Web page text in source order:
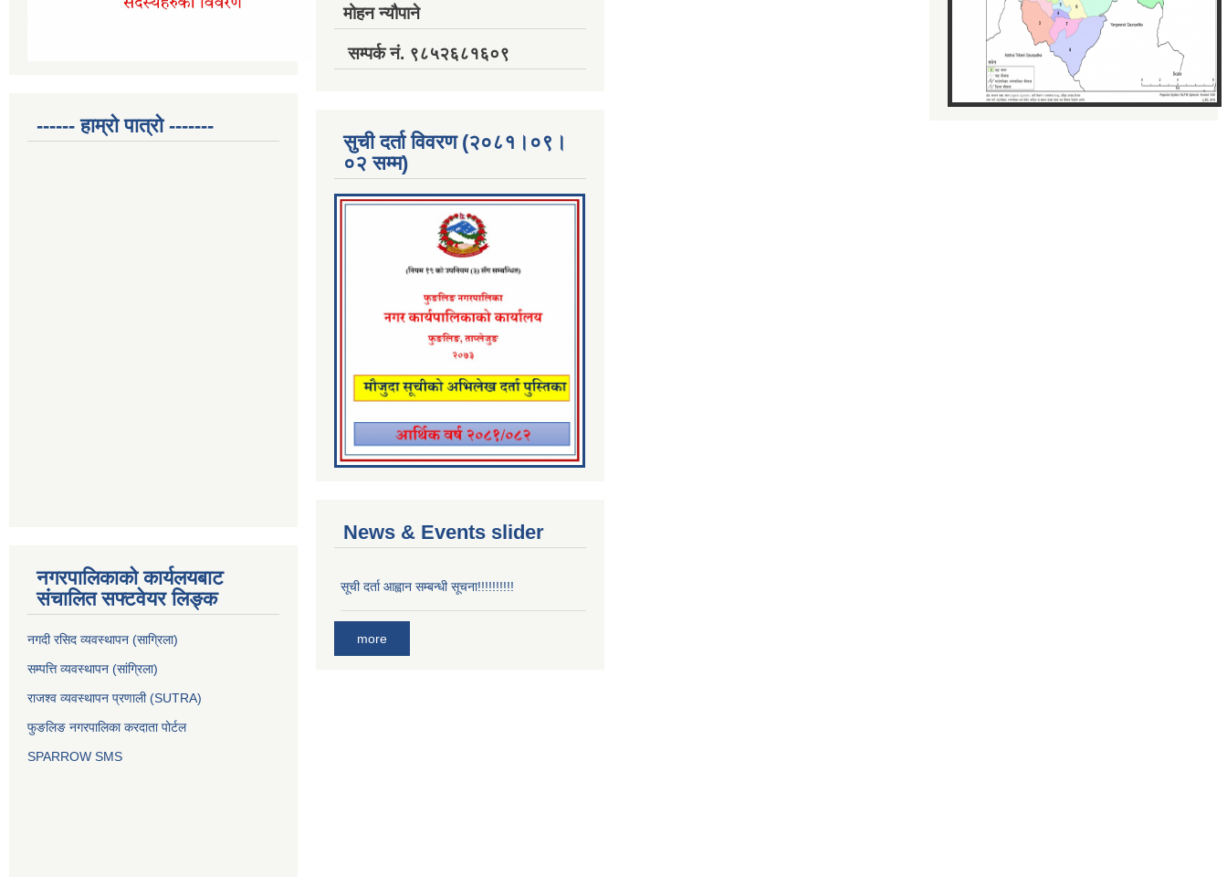
------ हाम्रो पात्रो -------
नगरपालिकाको कार्यलयबाट
संचालित सफ्टवेयर लिङ्क
नगदी रसिद व्यवस्थापन (साग्रिला)
सम्पत्ति व्यवस्थापन (सांग्रिला)
राजश्व व्यवस्थापन प्रणाली (SUTRA)
फुङलिङ नगरपालिका करदाता पोर्टल
SPARROW SMS
मोहन न्यौपाने
सम्पर्क नं. ९८५२६८१६०९
सुची दर्ता विवरण (२०८१।०९।
०२ सम्म)
News & Events slider
सूची दर्ता आह्वान सम्बन्धी सूचना!!!!!!!!!!
more